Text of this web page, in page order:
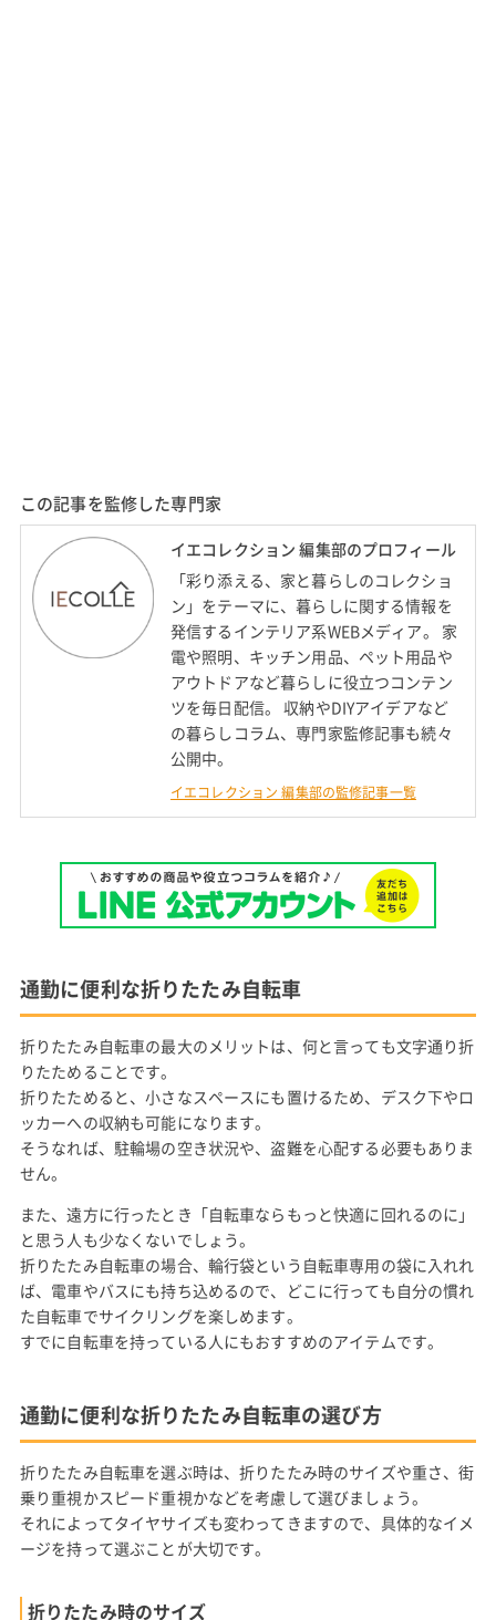
この記事を監修した専門家
イエコレクション 編集部のプロフィール
「彩り添える、家と暮らしのコレクショ
ン」をテーマに、暮らしに関する情報を
発信するインテリア系WEBメディア。 家
電や照明、キッチン用品、ペット用品や
アウトドアなど暮らしに役立つコンテン
ツを毎日配信。 収納やDIYアイデアなど
の暮らしコラム、専門家監修記事も続々
公開中。
イエコレクション 編集部の監修記事一覧
通勤に便利な折りたたみ自転車
折りたたみ自転車の最大のメリットは、何と言っても文字通り折
りたためることです。
折りたためると、小さなスペースにも置けるため、デスク下やロ
ッカーへの収納も可能になります。
そうなれば、駐輪場の空き状況や、盗難を心配する必要もありま
せん。
また、遠方に行ったとき「自転車ならもっと快適に回れるのに」
と思う人も少なくないでしょう。
折りたたみ自転車の場合、輪行袋という自転車専用の袋に入れれ
ば、電車やバスにも持ち込めるので、どこに行っても自分の慣れ
た自転車でサイクリングを楽しめます。
すでに自転車を持っている人にもおすすめのアイテムです。
通勤に便利な折りたたみ自転車の選び方
折りたたみ自転車を選ぶ時は、折りたたみ時のサイズや重さ、街
乗り重視かスピード重視かなどを考慮して選びましょう。
それによってタイヤサイズも変わってきますので、具体的なイメ
ージを持って選ぶことが大切です。
折りたたみ時のサイズ